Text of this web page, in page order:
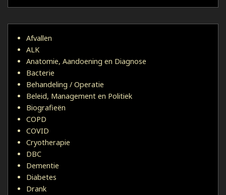
Afvallen
ALK
Anatomie, Aandoening en Diagnose
Bacterie
Behandeling / Operatie
Beleid, Management en Politiek
Biografieën
COPD
COVID
Cryotherapie
DBC
Dementie
Diabetes
Drank